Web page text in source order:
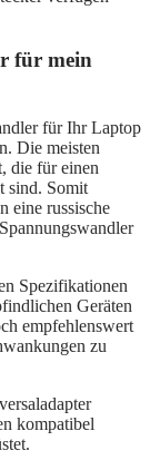
für mein
für Ihr Laptop
Die meisten
die für einen
sind. Somit
eine russische
Spezifikationen
Geräten
empfehlenswert
zu
kompatibel